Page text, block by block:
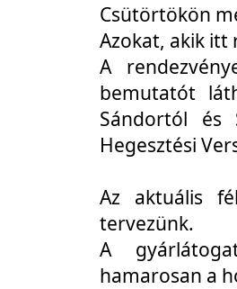
Csütörtökön
Azokat, akik itt
A
bemutatót
Sándortól és
Hegesztési
Az aktuális
tervezünk.
A
hamarosan a